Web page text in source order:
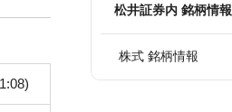
松井証券内 銘柄情報
株式 銘柄情報